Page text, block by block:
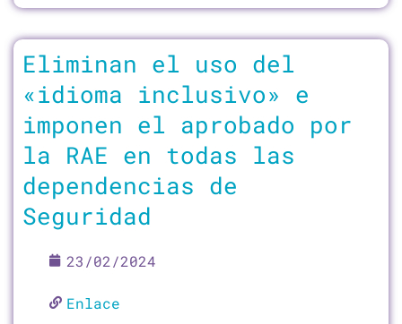
Eliminan el uso del
«idioma inclusivo» e
imponen el aprobado por
la RAE en todas las
dependencias de
Seguridad
23/02/2024
Enlace